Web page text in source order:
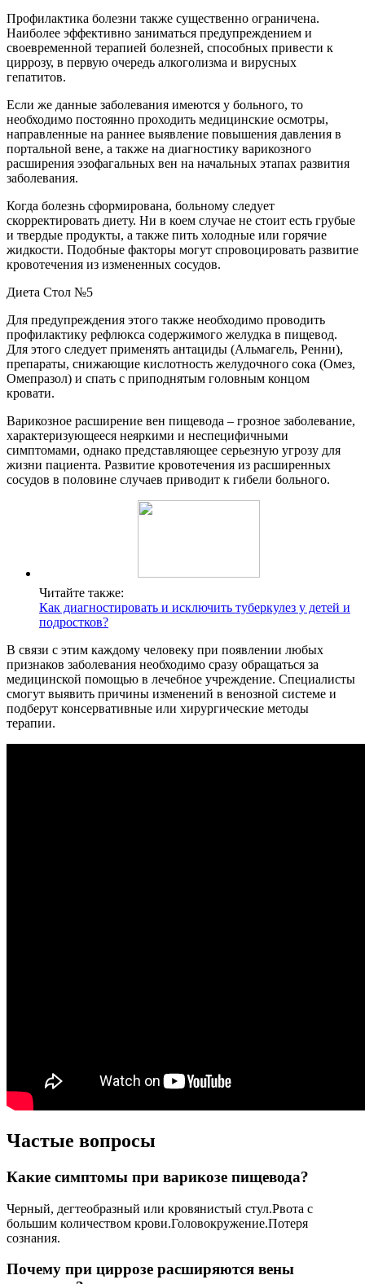
Профилактика болезни также существенно ограничена.
Наиболее эффективно заниматься предупреждением и
своевременной терапией болезней, способных привести к
циррозу, в первую очередь алкоголизма и вирусных
гепатитов.
Если же данные заболевания имеются у больного, то
необходимо постоянно проходить медицинские осмотры,
направленные на раннее выявление повышения давления в
портальной вене, а также на диагностику варикозного
расширения эзофагальных вен на начальных этапах развития
заболевания.
Когда болезнь сформирована, больному следует
скорректировать диету. Ни в коем случае не стоит есть грубые
и твердые продукты, а также пить холодные или горячие
жидкости. Подобные факторы могут спровоцировать развитие
кровотечения из измененных сосудов.
Диета Стол №5
Для предупреждения этого также необходимо проводить
профилактику рефлюкса содержимого желудка в пищевод.
Для этого следует применять антациды (Альмагель, Ренни),
препараты, снижающие кислотность желудочного сока (Омез,
Омепразол) и спать с приподнятым головным концом
кровати.
Варикозное расширение вен пищевода – грозное заболевание,
характеризующееся неяркими и неспецифичными
симптомами, однако представляющее серьезную угрозу для
жизни пациента. Развитие кровотечения из расширенных
сосудов в половине случаев приводит к гибели больного.
Читайте также:
Как диагностировать и исключить туберкулез у детей и
подростков?
В связи с этим каждому человеку при появлении любых
признаков заболевания необходимо сразу обращаться за
медицинской помощью в лечебное учреждение. Специалисты
смогут выявить причины изменений в венозной системе и
подберут консервативные или хирургические методы
терапии.
Частые вопросы
Какие симптомы при варикозе пищевода?
Черный, дегтеобразный или кровянистый стул.Рвота с
большим количеством крови.Головокружение.Потеря
сознания.
Почему при циррозе расширяются вены